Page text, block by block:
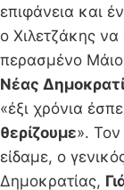
επιφάνεια και
ο Χιλετζάκης
περασμένο
Νέας
«έξι χρόνια
θερίζουμε». Τον
είδαμε, ο
Δημοκρατίας,